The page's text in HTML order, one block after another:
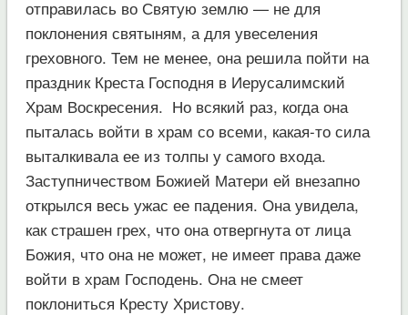
отправилась во Святую землю — не для
поклонения святыням, а для увеселения
греховного. Тем не менее, она решила пойти на
праздник Креста Господня в Иерусалимский
Храм Воскресения. Но всякий раз, когда она
пыталась войти в храм со всеми, какая-то сила
выталкивала ее из толпы у самого входа.
Заступничеством Божией Матери ей внезапно
открылся весь ужас ее падения. Она увидела,
как страшен грех, что она отвергнута от лица
Божия, что она не может, не имеет права даже
войти в храм Господень. Она не смеет
поклониться Кресту Христову.